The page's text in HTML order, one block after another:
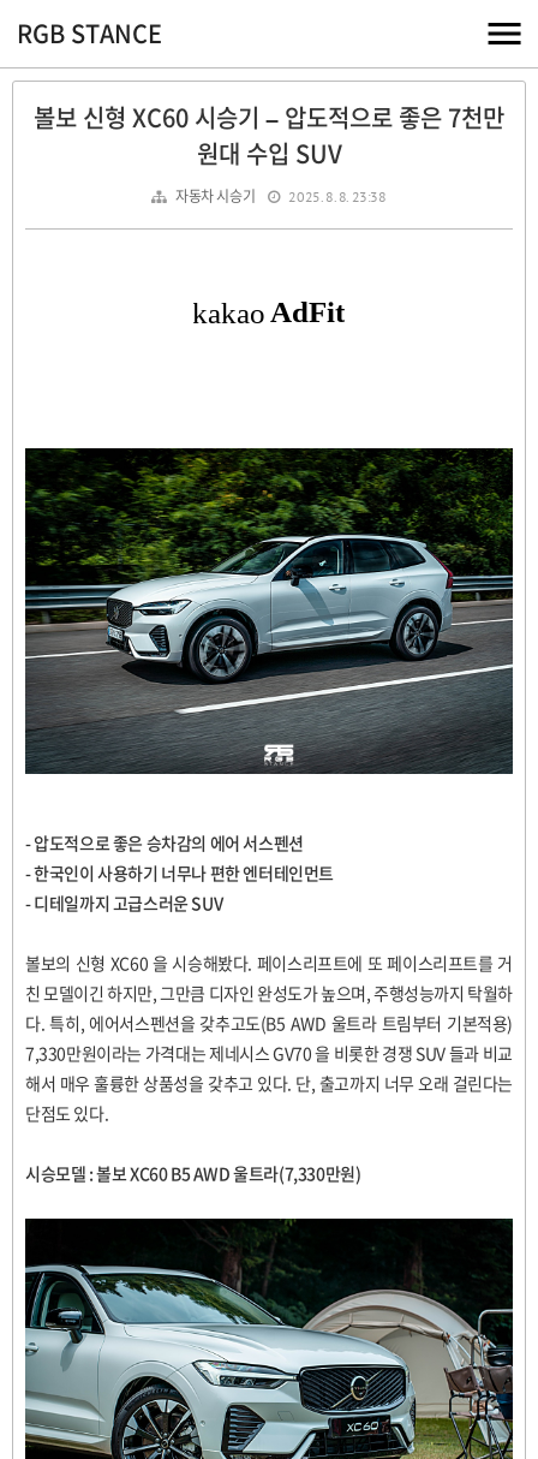
RGB STANCE
볼보 신형 XC60 시승기 – 압도적으로 좋은 7천만
원대 수입 SUV
자동차 시승기 2025. 8. 8. 23:38
-압도적으로 좋은 승차감의 에어 서스펜션
-한국인이 사용하기 너무나 편한 엔터테인먼트
-디테일까지 고급스러운SUV
볼보의 신형 XC60 을 시승해봤다. 페이스리프트에 또 페이스리프트를 거
친 모델이긴 하지만 그만큼 디자인 완성도가 높으며 ,주행성능까지 탁월하
다.특히 에어서스펜션을 갖추고도(B5 AWD 울트라 트림부터 기본적용)
7,330만원이라는 가격대는 제네시스GV70을 비롯한 경쟁 SUV들과 비교
해서 매우 훌륭한 상품성을 갖추고 있다. 단, 출고까지 너무 오래 걸린다는
단점도 있다.
시승모델 :볼보 XC60 B5 AWD울트라(7,330만원)